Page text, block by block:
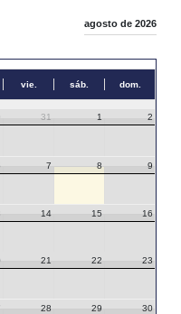
agosto de 2026
vie. sáb. dom.
31 1 2
7 8 9
14 15 16
21 22 23
28 29 30